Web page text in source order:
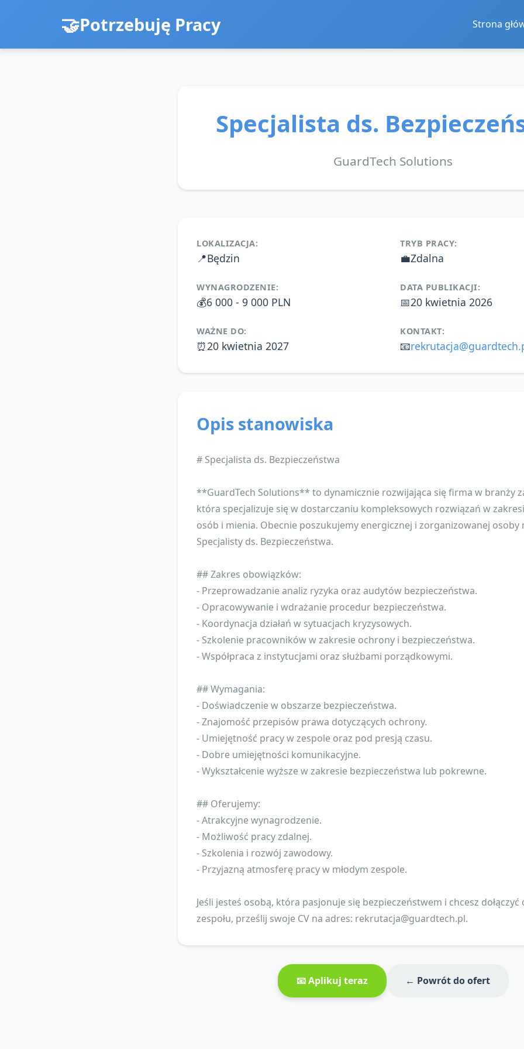
Potrzebuję Pracy Strona
Specjalista ds.
GuardTech Solutions
LOKALIZACJA:
📍Będzin
TRYB PRACY:
💼Zdalna
WYNAGRODZENIE:
💰6 000 - 9 000 PLN
DATA PUBLIKACJI:
📅20 kwietnia 2026
WAŻNE DO:
⏰20 kwietnia 2027
KONTAKT:
📧
Opis stanowiska
# Specjalista ds. Bezpieczeństwa
**GuardTech Solutions** to dynamicznie rozwijająca się firma w branży
która specjalizuje się w dostarczaniu kompleksowych rozwiązań w
osób i mienia. Obecnie poszukujemy energicznej i zorganizowanej osoby
Specjalisty ds. Bezpieczeństwa.
## Zakres obowiązków:
- Przeprowadzanie analiz ryzyka oraz audytów bezpieczeństwa.
- Opracowywanie i wdrażanie procedur bezpieczeństwa.
- Koordynacja działań w sytuacjach kryzysowych.
- Szkolenie pracowników w zakresie ochrony i bezpieczeństwa.
- Współpraca z instytucjami oraz służbami porządkowymi.
## Wymagania:
- Doświadczenie w obszarze bezpieczeństwa.
- Znajomość przepisów prawa dotyczących ochrony.
- Umiejętność pracy w zespole oraz pod presją czasu.
- Dobre umiejętności komunikacyjne.
- Wykształcenie wyższe w zakresie bezpieczeństwa lub pokrewne.
## Oferujemy:
- Atrakcyjne wynagrodzenie.
- Możliwość pracy zdalnej.
- Szkolenia i rozwój zawodowy.
- Przyjazną atmosferę pracy w młodym zespole.
Jeśli jesteś osobą, która pasjonuje się bezpieczeństwem i chcesz dołączyć
zespołu, prześlij swoje CV na adres: rekrutacja@guardtech.pl.
📧 Aplikuj teraz ← Powrót do ofert